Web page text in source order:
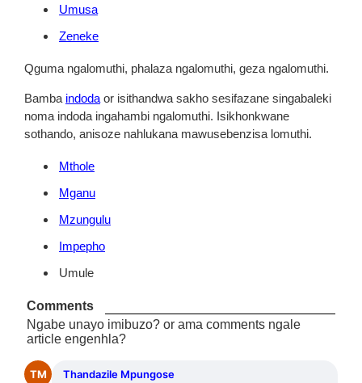
Umusa
Zeneke
Qguma ngalomuthi, phalaza ngalomuthi, geza ngalomuthi.
Bamba indoda or isithandwa sakho sesifazane singabaleki
noma indoda ingahambi ngalomuthi. Isikhonkwane
sothando, anisoze nahlukana mawusebenzisa lomuthi.
Mthole
Mganu
Mzungulu
Impepho
Umule
Comments
Ngabe unayo imibuzo? or ama comments ngale
article engenhla?
TM Thandazile Mpungose